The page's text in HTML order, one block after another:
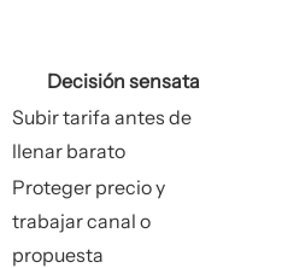
Decisión sensata
Subir tarifa antes de
llenar barato
Proteger precio y
trabajar canal o
propuesta